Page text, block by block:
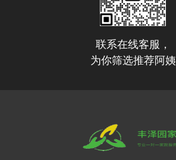
联系在线客服，
为你筛选推荐阿姨